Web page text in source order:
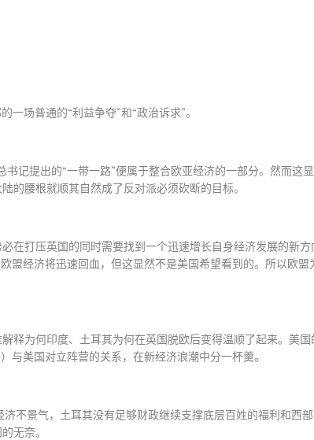
一场普通的“利益争夺”和“政治诉求”。
书记提出的“一带一路”便属于整合欧亚经济的一部分。然而这
的腰根就顺其自然成了反对派必须砍断的目标。
打压英国的同时需要找到一个迅速增长自身经济发展的新
盟经济将迅速回血，但这显然不是美国希望看到的。所以欧
释为何印度、土耳其为何在英国脱欧后变得温顺了起来。美
与美国对立阵营的关系，在新经济浪潮中分一杯羹。
不景气，土耳其没有足够财政继续支撑底层百姓的福利和西
无奈。